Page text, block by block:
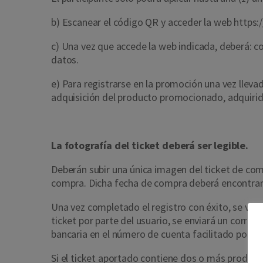
b) Escanear el código QR y acceder la web
c) Una vez que accede la web indicada, deberá:
datos.
e) Para registrarse en la promoción una vez
adquisición del producto promocionado,
La fotografía del ticket deberá ser legible.
Deberán subir una única imagen del ticket de
compra. Dicha fecha de compra deberá
Una vez completado el registro con éxito, se
ticket por parte del usuario, se enviará un
bancaria en el número de cuenta facilitado por el
Si el ticket aportado contiene dos o más